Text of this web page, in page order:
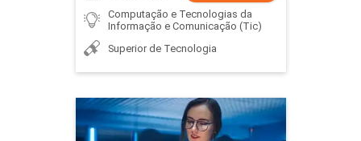
Computação e Tecnologias da
Informação e Comunicação (Tic)
Superior de Tecnologia
Análise e Desenvolvimento
de Sistemas